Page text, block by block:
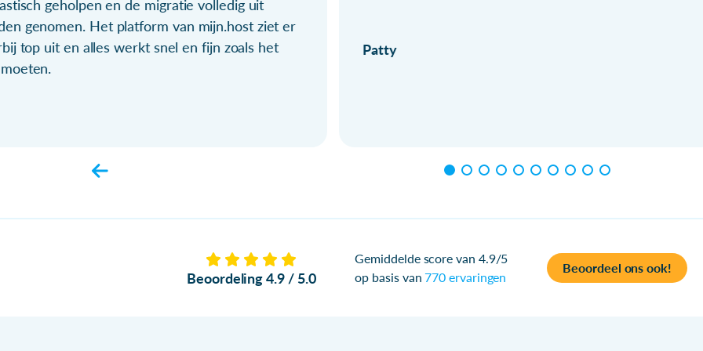
geholpen en de migratie volledig uit
genomen. Het platform van mijn.host ziet er
top uit en alles werkt snel en fijn zoals het
Patty
Beoordeling 4.9 / 5.0
Gemiddelde score van 4.9/5
op basis van770 ervaringen
Beoordeel ons ook!